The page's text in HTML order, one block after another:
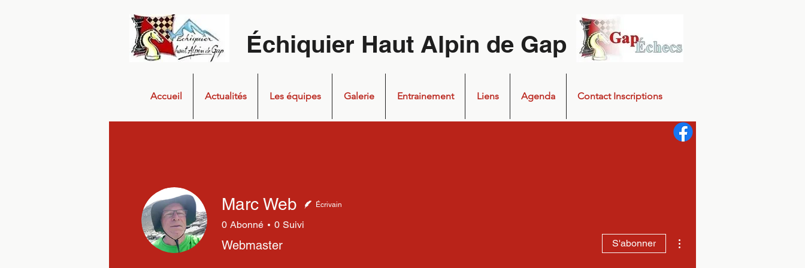
Échiquier Haut Alpin de Gap
Accueil Actualités Les équipes Galerie Entrainement Liens Agenda Contact Inscriptions
Marc Web Écrivain
0 Abonné 0 Suivi
Webmaster S'abonner